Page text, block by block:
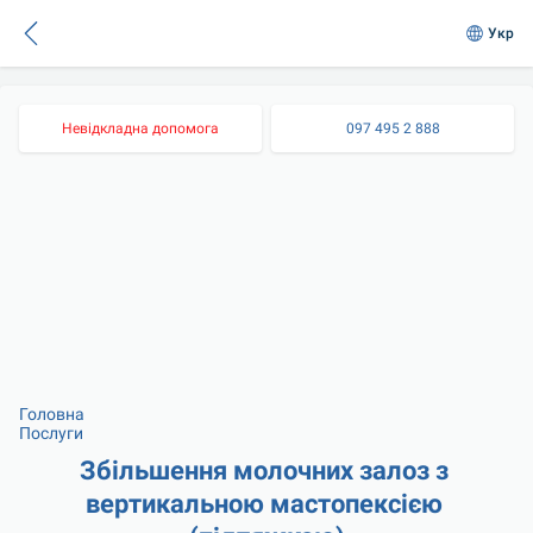
Укр
Невідкладна допомога 097 495 2 888
Головна
Послуги
Збільшення молочних залоз з
вертикальною мастопексією